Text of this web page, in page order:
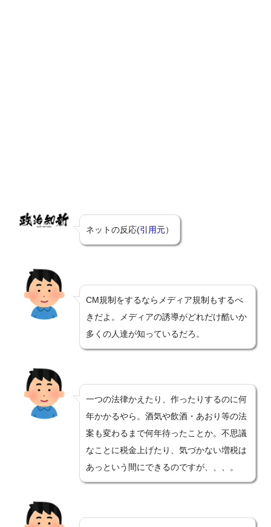
ネットの反応(引用元）
CM規制をするならメディア規制もするべ
きだよ。メディアの誘導がどれだけ酷いか
多くの人達が知っているだろ。
一つの法律かえたり、作ったりするのに何
年かかるやら。酒気や飲酒・あおり等の法
案も変わるまで何年待ったことか。不思議
なことに税金上げたり、気づかない増税は
あっという間にできるのですが、、、。